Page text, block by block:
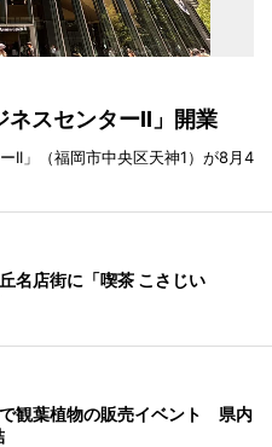
ネスセンターII」開業
II」（福岡市中央区天神1）が8月4
名店街に「喫茶 こさじい
観葉植物の販売イベント 県内